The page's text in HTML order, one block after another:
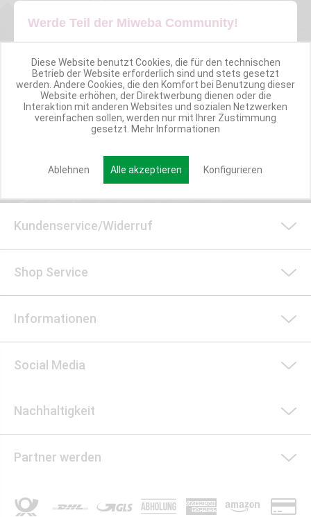
Werde Teil der Miweba Community!
E-MAIL*
Kundenservice/Widerruf
Shop Service
Informationen
Social Media
Nachhaltigkeit
Partner werden
Diese Website benutzt Cookies, die für den technischen
Betrieb der Website erforderlich sind und stets gesetzt
werden. Andere Cookies, die den Komfort bei Benutzung dieser
Website erhöhen, der Direktwerbung dienen oder die
Interaktion mit anderen Websites und sozialen Netzwerken
vereinfachen sollen, werden nur mit Ihrer Zustimmung
gesetzt. Mehr Informationen
Ablehnen Alle akzeptieren Konfigurieren